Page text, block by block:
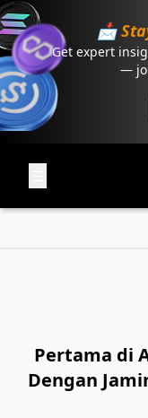
📩
Get expert
—
Pertama di
Dengan